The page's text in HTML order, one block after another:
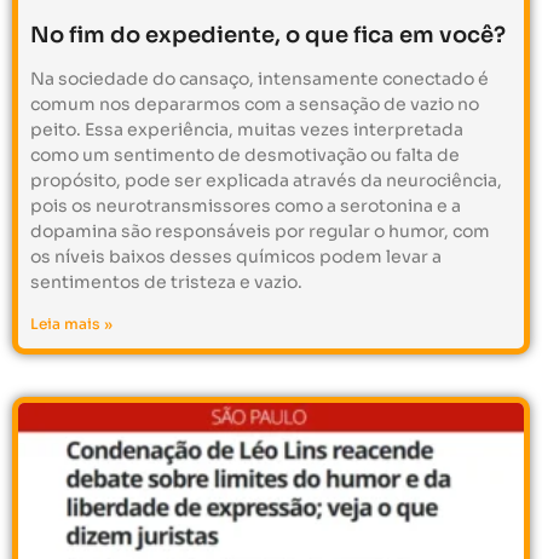
No fim do expediente, o que fica em você?
Na sociedade do cansaço, intensamente conectado é
comum nos depararmos com a sensação de vazio no
peito. Essa experiência, muitas vezes interpretada
como um sentimento de desmotivação ou falta de
propósito, pode ser explicada através da neurociência,
pois os neurotransmissores como a serotonina e a
dopamina são responsáveis por regular o humor, com
os níveis baixos desses químicos podem levar a
sentimentos de tristeza e vazio.
Leia mais »